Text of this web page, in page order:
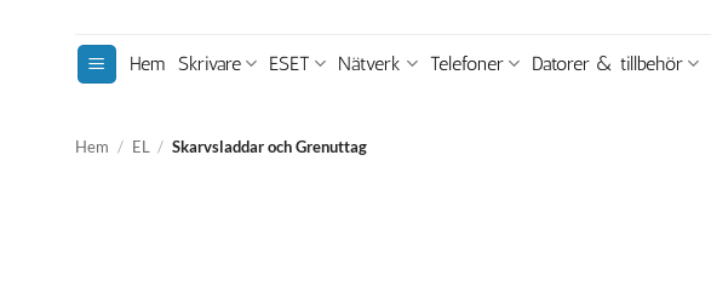
Hem Skrivare ESET Nätverk Telefoner Datorer & tillbehör
Hem / EL / Skarvsladdar och Grenuttag